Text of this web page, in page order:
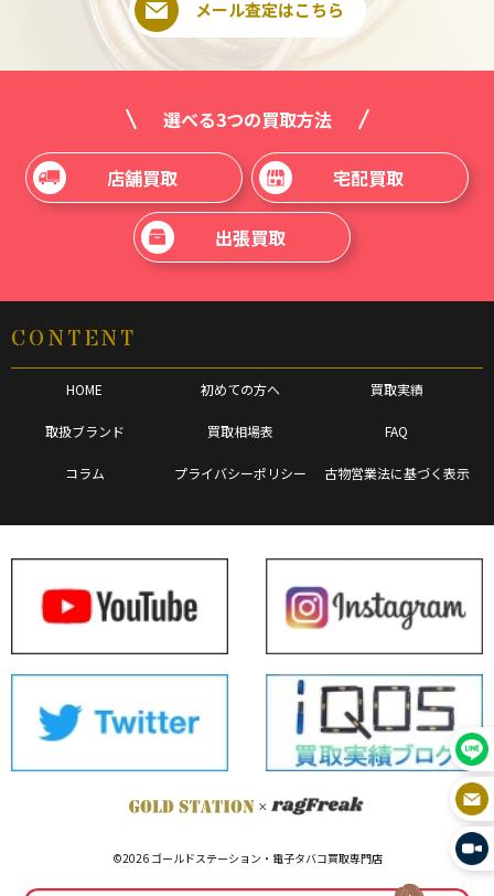
メール査定はこちら
選べる3つの買取方法
店舗買取 宅配買取
出張買取
CONTENT
HOME 初めての方へ 買取実績
取扱ブランド 買取相場表 FAQ
コラム プライバシーポリシー 古物営業法に基づく表示
©2026 ゴールドステーション・電子タバコ買取専門店